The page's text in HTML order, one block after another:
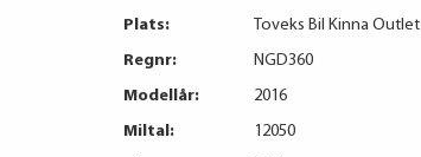
Plats:
Toveks Bil Kinna Outlet
Regnr:
NGD360
Modellår:
2016
Miltal:
12050